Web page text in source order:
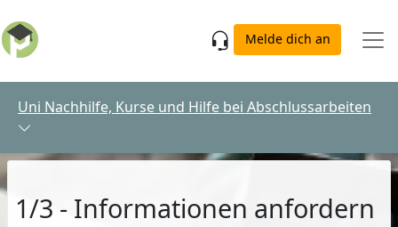
Melde dich an
Uni Nachhilfe, Kurse und Hilfe bei Abschlussarbeiten
1/3 - Informationen anfordern